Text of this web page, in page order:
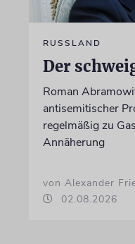
RUSSLAND
Der
Roman
antisemitischer
regelmäßig zu
Annäherung
von Alexander
02.08.2026